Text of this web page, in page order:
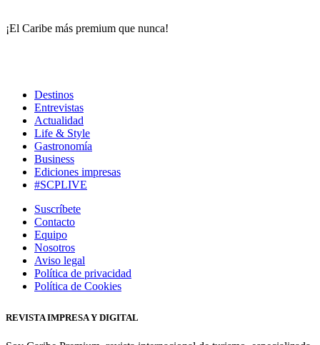
¡El Caribe más premium que nunca!
Destinos
Entrevistas
Actualidad
Life & Style
Gastronomía
Business
Ediciones impresas
#SCPLIVE
Suscríbete
Contacto
Equipo
Nosotros
Aviso legal
Política de privacidad
Política de Cookies
REVISTA IMPRESA Y DIGITAL